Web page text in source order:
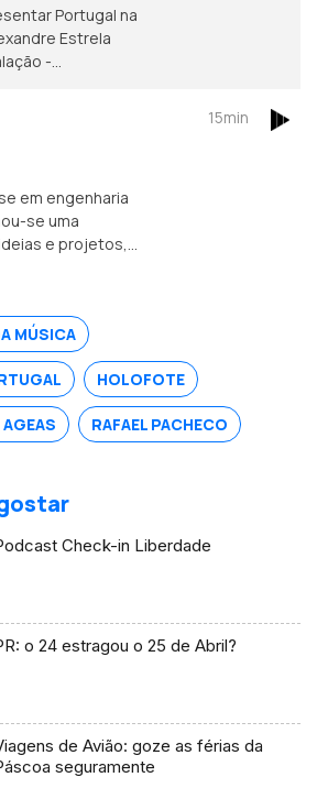
Portugal na
Estrela
-
em engenharia
se uma
e projetos,
sua startup mais
15min
MÚSICA
HOLOFOTE
RAFAEL PACHECO
Check-in Liberdade
o 24 estragou o 25 de Abril?
de Avião: goze as férias da
seguramente